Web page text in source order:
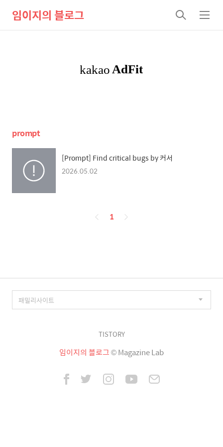
임이지의 블로그
검
색
메
뉴
prompt
[Prompt] Find critical bugs by 커서
2026.05.02
페
1
TISTORY
임이지의 블로그© Magazine Lab